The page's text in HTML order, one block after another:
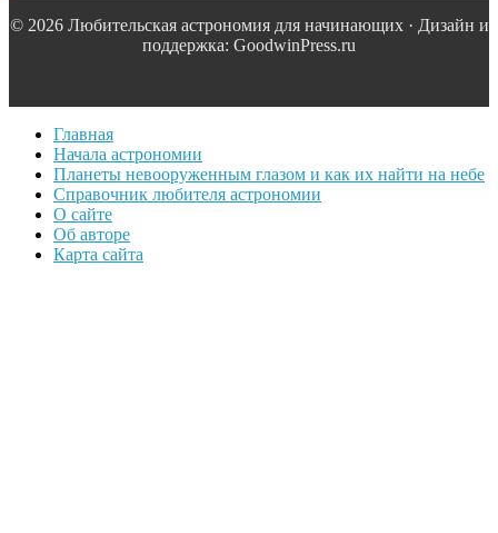
© 2026 Любительская астрономия для начинающих · Дизайн и
поддержка: GoodwinPress.ru
Главная
Начала астрономии
Планеты невооруженным глазом и как их найти на небе
Справочник любителя астрономии
О сайте
Об авторе
Карта сайта